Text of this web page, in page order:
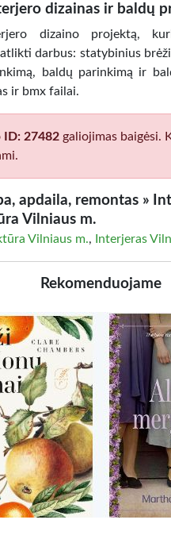
dizainas ir baldų
dizaino projektą,
darbus: statybinius
baldų parinkimą ir
ir bmx failai.
ID: 27482 galiojimas baigėsi.
apdaila, remontas »
Vilniaus m.
Vilniaus m., Interjeras
Rekomenduojame